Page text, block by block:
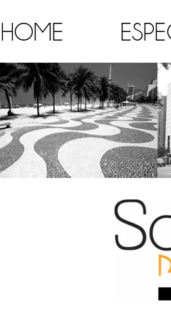
HOME